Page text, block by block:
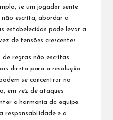
se um jogador sente
escrita, abordar a
estabelecidas pode levar a
de tensões crescentes.
de regras não escritas
direta para a resolução
se concentrar no
em vez de ataques
a harmonia da equipe.
responsabilidade e a